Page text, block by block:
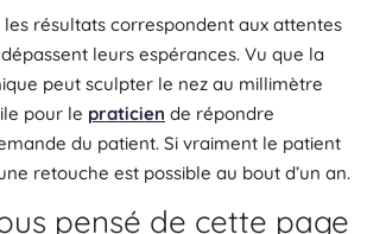
résultats correspondent aux attentes
leurs espérances. Vu que la
peut sculpter le nez au millimètre
pour le praticien de répondre
du patient. Si vraiment le patient
retouche est possible au bout d’un an.
pensé de cette page